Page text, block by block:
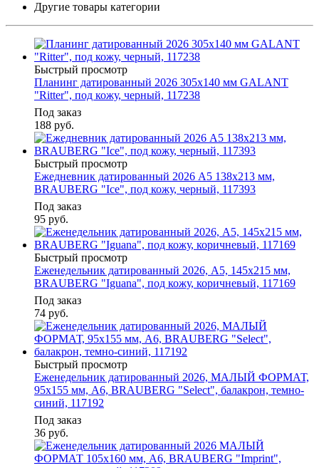
Другие товары категории
Быстрый просмотр
Планинг датированный 2026 305х140 мм GALANT
"Ritter", под кожу, черный, 117238
Под заказ
188 руб.
Быстрый просмотр
Ежедневник датированный 2026 А5 138х213 мм,
BRAUBERG "Ice", под кожу, черный, 117393
Под заказ
95 руб.
Быстрый просмотр
Еженедельник датированный 2026, А5, 145х215 мм,
BRAUBERG "Iguana", под кожу, коричневый, 117169
Под заказ
74 руб.
Быстрый просмотр
Еженедельник датированный 2026, МАЛЫЙ ФОРМАТ,
95х155 мм, А6, BRAUBERG "Select", балакрон, темно-
синий, 117192
Под заказ
36 руб.